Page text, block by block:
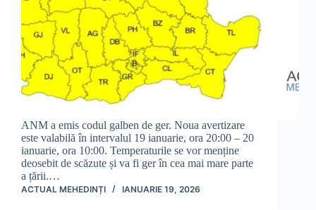
ANM a emis codul galben de ger. Noua avertizare
este valabilă în intervalul 19 ianuarie, ora 20:00 – 20
ianuarie, ora 10:00. Temperaturile se vor menține
deosebit de scăzute și va fi ger în cea mai mare parte
a țării.…
ACTUAL MEHEDINȚI IANUARIE 19, 2026